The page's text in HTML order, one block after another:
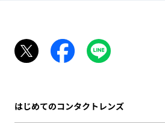
はじめてのコンタクトレンズ